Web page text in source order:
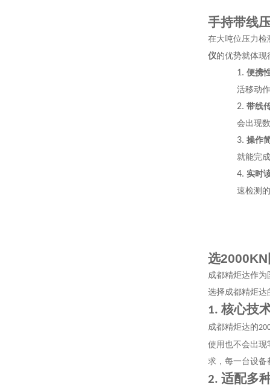
手持带线
在大吨位压力检
仪的优势就体现
1. 便携
活移动
2. 带线
会出现
3. 操作
就能完
4. 实时
速检测
选2000KN
成都精炬达作
选择成都精炬达
1. 核心技
成都精炬达的
使用也不会出现
求，每一台设备
2. 适配多